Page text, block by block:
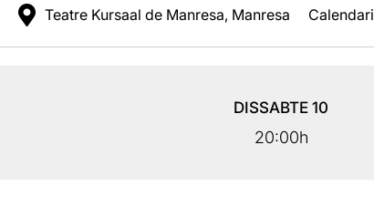
Teatre Kursaal de Manresa, Manresa Calendari
DISSABTE10
20:00h